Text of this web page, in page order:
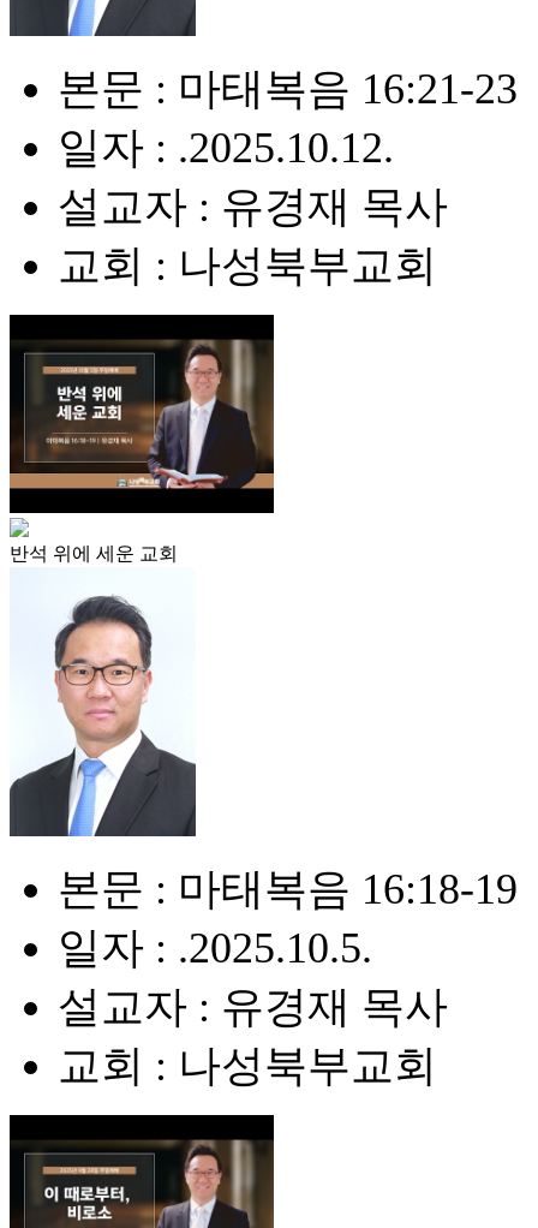
본문 : 마태복음 16:21-23
일자 : .2025.10.12.
설교자 : 유경재 목사
교회 : 나성북부교회
반석 위에 세운 교회
본문 : 마태복음 16:18-19
일자 : .2025.10.5.
설교자 : 유경재 목사
교회 : 나성북부교회